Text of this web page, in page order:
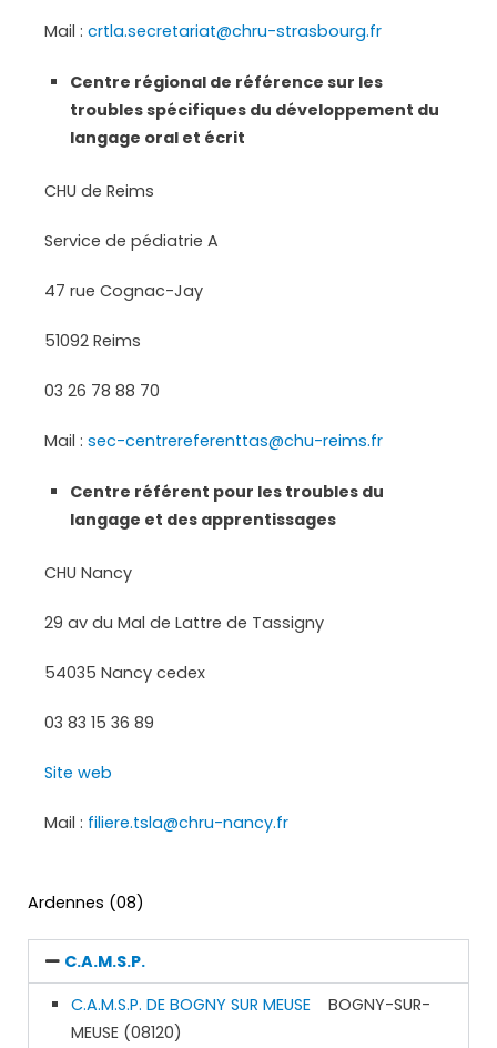
Mail : crtla.secretariat@chru-strasbourg.fr
Centre régional de référence sur les
troubles spécifiques du développement du
langage oral et écrit
CHU de Reims
Service de pédiatrie A
47 rue Cognac-Jay
51092 Reims
03 26 78 88 70
Mail : sec-centrereferenttas@chu-reims.fr
Centre référent pour les troubles du
langage et des apprentissages
CHU Nancy
29 av du Mal de Lattre de Tassigny
54035 Nancy cedex
03 83 15 36 89
Site web
Mail : filiere.tsla@chru-nancy.fr
Ardennes (08)
C.A.M.S.P.
C.A.M.S.P. DE BOGNY SUR MEUSE BOGNY-SUR-
MEUSE (08120)